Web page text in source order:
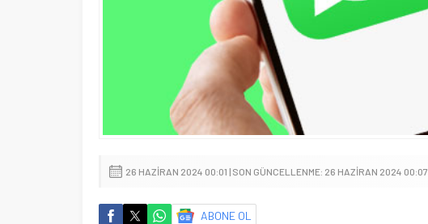
26 HAZIRAN 2024 00:01 | SON GÜNCELLENME: 26 HAZIRAN 2024 00:07
ABONE OL